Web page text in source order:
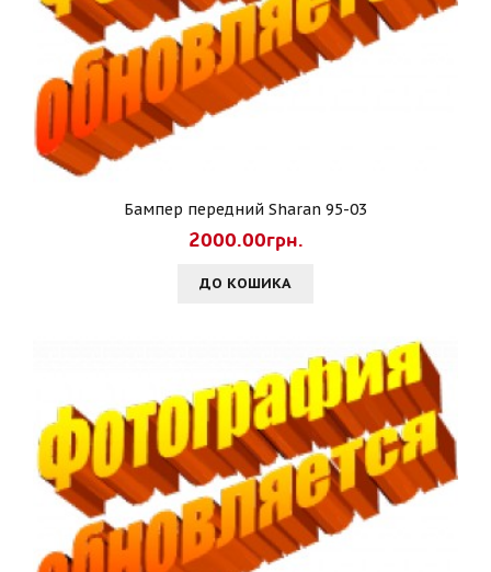
Бампер передний Sharan 95-03
2000.00грн.
ДО КОШИКА